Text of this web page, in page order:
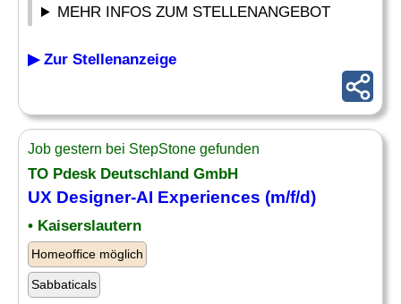
MEHR INFOS ZUM STELLENANGEBOT
▶ Zur Stellenanzeige
Job gestern bei StepStone gefunden
TO Pdesk Deutschland GmbH
UX Designer-AI Experiences (m/f/d)
• Kaiserslautern
Homeoffice möglich
Sabbaticals